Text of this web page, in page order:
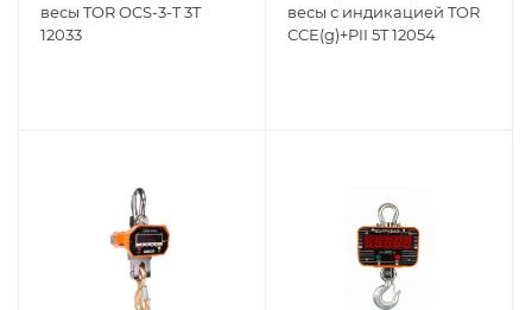
весы TOR OCS-3-T 3T
12033
весы с индикацией TOR
CCE(g)+PII 5T 12054